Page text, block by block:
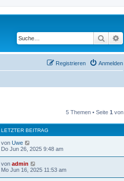
Suche
Anmelden
Registrieren
5 Themen • Seite 1 von
LETZTER BEITRAG
von Uwe
Do Jun 26, 2025 9:48 am
von admin
Mo Jun 16, 2025 11:53 am